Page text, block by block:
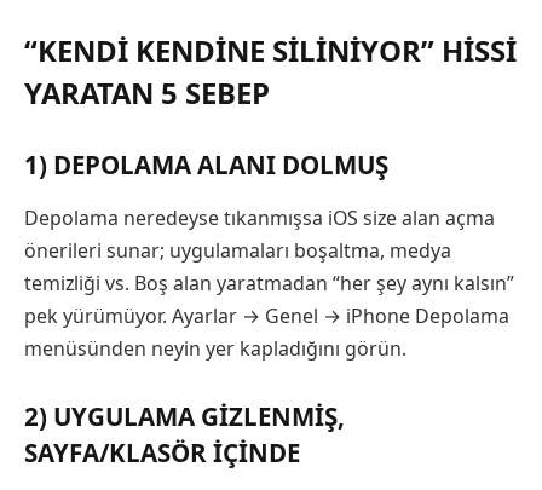
“KENDI KENDINE SILINIYOR” HISSI
YARATAN 5 SEBEP
1) DEPOLAMA ALANI DOLMUŞ
Depolama neredeyse tıkanmışsa iOS size alan açma
önerileri sunar; uygulamaları boşaltma, medya
temizliği vs. Boş alan yaratmadan “her şey aynı kalsın”
pek yürümüyor. Ayarlar → Genel → iPhone Depolama
menüsünden neyin yer kapladığını görün.
2) UYGULAMA GIZLENMIŞ,
SAYFA/KLASÖR IÇINDE